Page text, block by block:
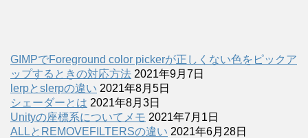
GIMPでForeground color pickerが正しくない色をピックア
ップするときの対応方法 2021年9月7日
lerpとslerpの違い 2021年8月5日
シェーダーとは 2021年8月3日
Unityの座標系についてメモ 2021年7月1日
ALLとREMOVEFILTERSの違い 2021年6月28日